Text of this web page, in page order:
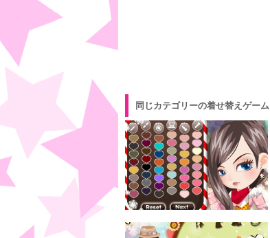
同じカテゴリーの着せ替えゲーム